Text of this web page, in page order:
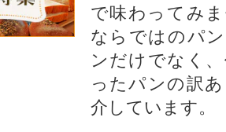
で味わってみ
ならではのパ
ンだけでなく
ったパンの訳
介しています。